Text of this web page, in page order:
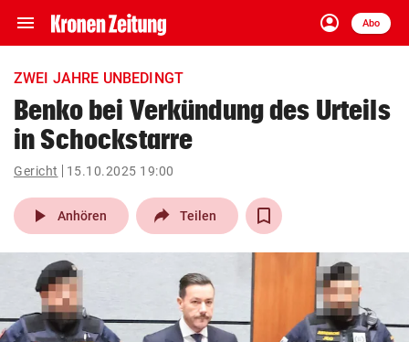
menu Navigation
ein-/ausklappen
account_circle
Anmelden
Abo
close Schließen
account_circle Anmelden
pin_drop
Wien arrow_right
bookmark
search
Suchbegriff
eingeben
ZWEI JAHRE UNBEDINGT
Benko bei Verkündung des Urteils
in Schockstarre
Gericht 15.10.2025 19:00
play_arrow Anhören Teilen